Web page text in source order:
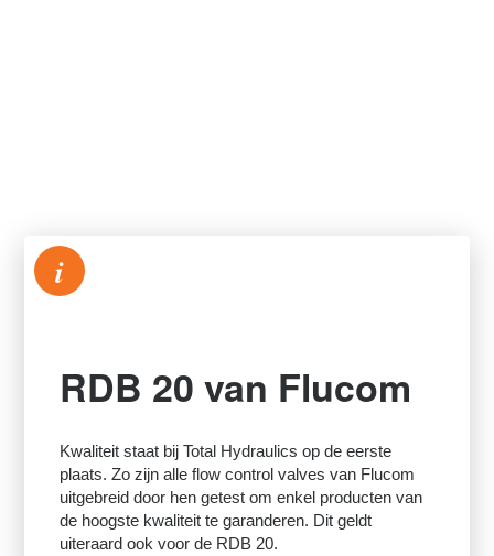
i
RDB 20 van Flucom
Kwaliteit staat bij Total Hydraulics op de eerste
plaats. Zo zijn alle flow control valves van Flucom
uitgebreid door hen getest om enkel producten van
de hoogste kwaliteit te garanderen. Dit geldt
uiteraard ook voor de RDB 20.